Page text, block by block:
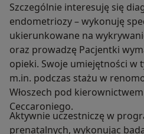
Szczególnie interesuję się
endometriozy – wykonuję
ukierunkowane na
oraz prowadzę Pacjentki
opieki. Swoje umiejętności w
m.in. podczas stażu w
Włoszech pod
Ceccaroniego.
Aktywnie uczestniczę w
prenatalnych, wykonując